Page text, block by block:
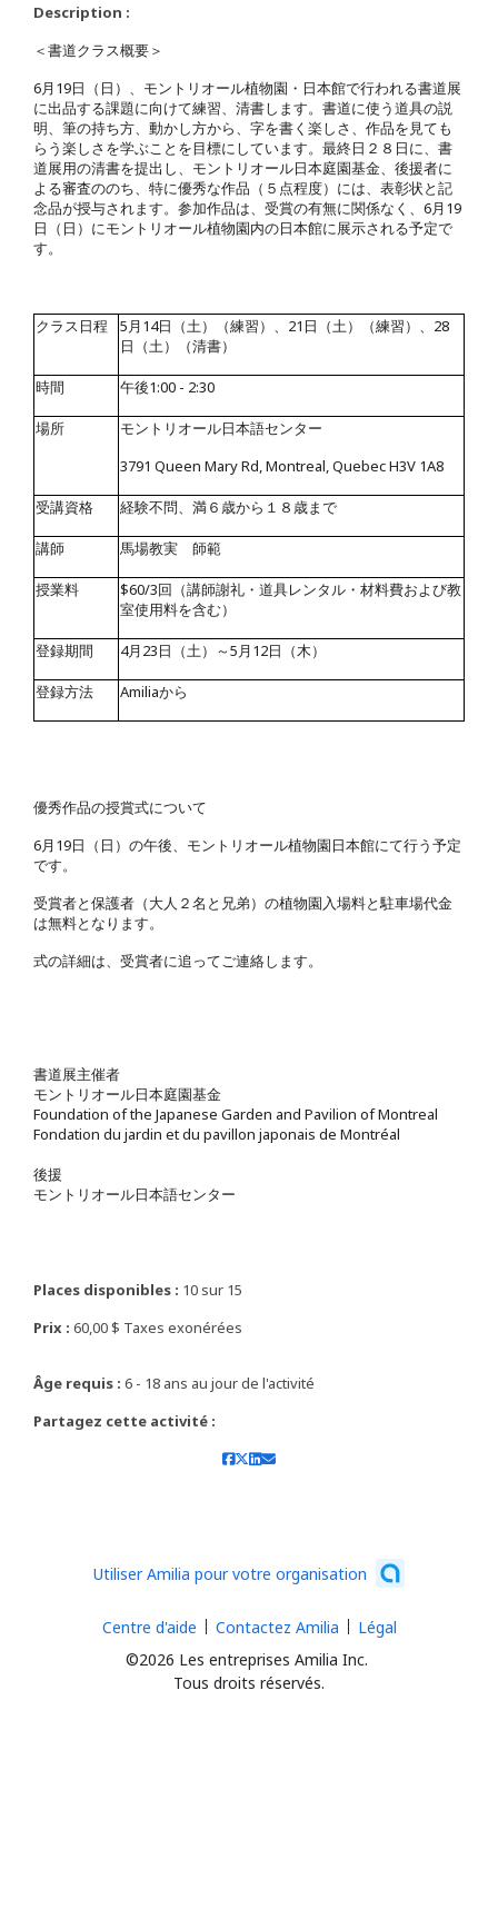
Description :
＜書道クラス概要＞
6月19日（日）、モントリオール植物園・日本館で行われる書道展
に出品する課題に向けて練習、清書します。書道に使う道具の説
明、筆の持ち方、動かし方から、字を書く楽しさ、作品を見ても
らう楽しさを学ぶことを目標にしています。最終日２８日に、書
道展用の清書を提出し、モントリオール日本庭園基金、後援者に
よる審査ののち、特に優秀な作品（５点程度）には、表彰状と記
念品が授与されます。参加作品は、受賞の有無に関係なく、 6月19
日（日）にモントリオール植物園内の日本館に展示される予定で
す。
クラス日程 5月14日（土）（練習）、 21 日（土）（練習）、 28
日（土）（清書）
時間 午後1:00 - 2:30
場所
モントリオール日本語センター
3791 Queen Mary Rd, Montreal, Quebec H3V 1A8
受講資格 経験不問、満６歳から１８歳まで
講師 馬場教実 師範
授業料 $60/3回（講師謝礼・道具レンタル・材料費および教
室使用料を含む）
登録期間 4月23日（土）～5月12日（木）
登録方法 Amiliaから
優秀作品の授賞式について
6月19日（日）の午後、モントリオール植物園日本館にて行う予定
です。
受賞者と保護者（大人２名と兄弟）の植物園入場料と駐車場代金
は無料となります。
式の詳細は、受賞者に追ってご連絡します。
書道展主催者
モントリオール日本庭園基金
Foundation of the Japanese Garden and Pavilion of Montreal
Fondation du jardin et du pavillon japonais de Montréal
後援
モントリオール日本語センター
Places disponibles : 10 sur 15
Prix : 60,00 $ Taxes exonérées
Âge requis : 6 - 18 ans au jour de l'activité
Partagez cette activité :
Utiliser Amilia pour votre organisation
©2026 Les entreprises Amilia Inc.
Tous droits réservés.
Centre d'aide Contactez Amilia Légal